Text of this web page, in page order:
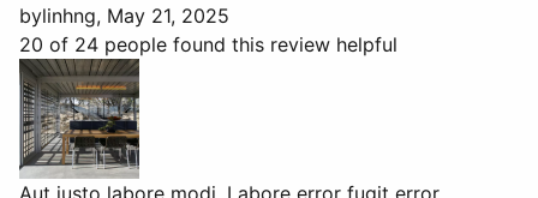
bylinhng, May 21, 2025
20 of 24 people found this review helpful
Aut iusto labore modi. Labore error fugit error